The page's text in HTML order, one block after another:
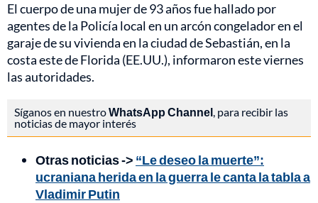
El cuerpo de una mujer de 93 años fue hallado por
agentes de la Policía local en un arcón congelador en el
garaje de su vivienda en la ciudad de Sebastián, en la
costa este de Florida (EE.UU.), informaron este viernes
las autoridades.
Síganos en nuestroWhatsApp Channel, para recibir las
noticias de mayor interés
Otras noticias -> “Le deseo la muerte”:
ucraniana herida en la guerra le canta la tabla a
Vladimir Putin